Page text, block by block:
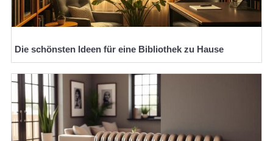
Die schönsten Ideen für eine Bibliothek zu Hause